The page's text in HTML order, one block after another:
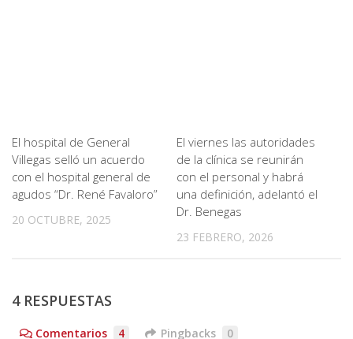
El hospital de General
Villegas selló un acuerdo
con el hospital general de
agudos “Dr. René Favaloro”
20 OCTUBRE, 2025
El viernes las autoridades
de la clínica se reunirán
con el personal y habrá
una definición, adelantó el
Dr. Benegas
23 FEBRERO, 2026
4 RESPUESTAS
Comentarios 4 Pingbacks 0